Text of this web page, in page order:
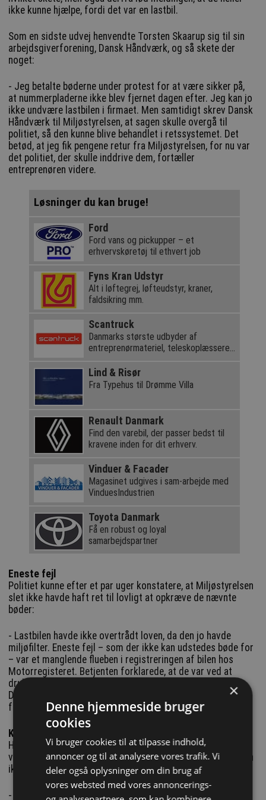
ikke kunne hjælpe, fordi det var en lastbil.
Som en sidste udvej henvendte Torsten Skaarup sig til sin
arbejdsgiverforening, Dansk Håndværk, og så skete der
noget:
- Jeg betalte bøderne under protest for at være sikker på,
at nummerpladerne ikke blev fjernet dagen efter. Jeg kan jo
ikke undvære lastbilen i firmaet. Men samtidigt skrev Dansk
Håndværk til Miljøstyrelsen, at sagen skulle overgå til
politiet, så den kunne blive behandlet i retssystemet. Det
betød, at jeg fik pengene retur fra Miljøstyrelsen, for nu var
det politiet, der skulle inddrive dem, fortæller
entreprenøren videre.
Løsninger du kan bruge!
Ford
Ford vans og pickupper – et
erhvervskøretøj til ethvert job
Fyns Kran Udstyr
Alt i løftegrej, løfteudstyr, kraner,
faldsikring mm.
Scantruck
Danmarks største udbyder af
entreprenørmateriel, teleskoplæssere
Lind & Risør
Fra Typehus til Drømme Villa
Renault Danmark
Find den varebil, der passer bedst til
kravene inden for dit erhverv.
Vinduer & Facader
Magasinet udgives i sam-arbejde med
VinduesIndustrien
Toyota Danmark
Få en robust og loyal
samarbejdspartner
Eneste fejl
Politiet kunne efter et par uger konstatere, at Miljøstyrelsen
slet ikke havde haft ret til lovligt at opkræve de nævnte
bøder:
- Lastbilen havde ikke overtrådt loven, da den jo havde
miljøfilter. Eneste fejl – som der ikke kan udstedes bøde for
– var et manglende flueben i registreringen af bilen hos
Motorregisteret. Betjenten forklarede, at de var ved at
drukne i den type sagen, og at bødekravet blev frafaldet.
Desuden ville politiet henvende sig til Miljøstyrelsen for at
få stoppe det her, fortæller Torsten Skaarup.
Kunne have været katastrofalt
Han kan ikke lade være med at tænke over, hvad der kunne
være sket, hvis det havde været en langvarig opgave og han
ikke havde fået hjælp fra Dansk Håndværk:
- Der gik omtrent ti dage, før jeg modtog bøden for den
×
Denne hjemmeside bruger
cookies
Vi bruger cookies til at tilpasse indhold,
annoncer og til at analysere vores trafik. Vi
deler også oplysninger om din brug af
vores websted med vores annoncerings-